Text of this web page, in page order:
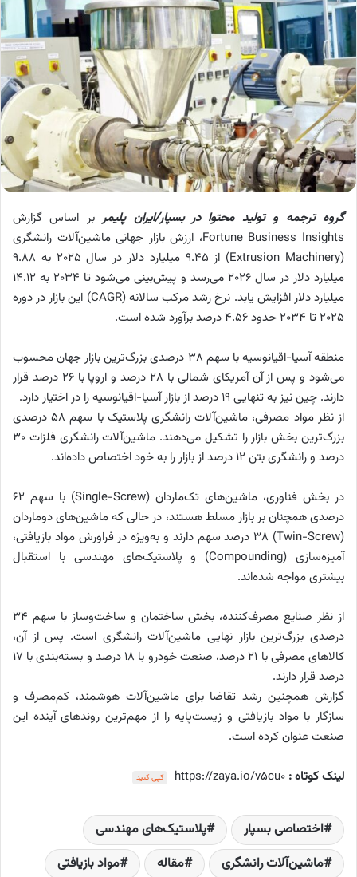
گروه ترجمه و تولید محتوا در بسپار/ایران پلیمربر اساس گزارش
Fortune Business Insights، ارزش بازار جهانی ماشین‌آلات رانشگری
(Extrusion Machinery) از ۹.۴۵ میلیارد دلار در سال ۲۰۲۵ به ۹.۸۸
میلیارد دلار در سال ۲۰۲۶ می‌رسد و پیش‌بینی می‌شود تا ۲۰۳۴ به ۱۴.۱۲
میلیارد دلار افزایش یابد. نرخ رشد مرکب سالانه (CAGR) این بازار در دوره
۲۰۲۵ تا ۲۰۳۴ حدود ۴.۵۶ درصد برآورد شده است.
منطقه آسیا-اقیانوسیه با سهم ۳۸ درصدی بزرگ‌ترین بازار جهان محسوب
می‌شود و پس از آن آمریکای شمالی با ۲۸ درصد و اروپا با ۲۶ درصد قرار
دارند. چین نیز به تنهایی ۱۹ درصد از بازار آسیا-اقیانوسیه را در اختیار دارد.
از نظر مواد مصرفی، ماشین‌آلات رانشگری پلاستیک با سهم ۵۸ درصدی
بزرگ‌ترین بخش بازار را تشکیل می‌دهند. ماشین‌آلات رانشگری فلزات ۳۰
درصد و رانشگری بتن ۱۲ درصد از بازار را به خود اختصاص داده‌اند.
در بخش فناوری، ماشین‌های تک‌ماردان (Single-Screw) با سهم ۶۲
درصدی همچنان بر بازار مسلط هستند، در حالی که ماشین‌های دوماردان
(Twin-Screw) ۳۸ درصد سهم دارند و به‌ویژه در فراورش مواد بازیافتی،
آمیزه‌سازی (Compounding) و پلاستیک‌های مهندسی با استقبال
بیشتری مواجه شده‌اند.
از نظر صنایع مصرف‌کننده، بخش ساختمان و ساخت‌وساز با سهم ۳۴
درصدی بزرگ‌ترین بازار نهایی ماشین‌آلات رانشگری است. پس از آن،
کالاهای مصرفی با ۲۱ درصد، صنعت خودرو با ۱۸ درصد و بسته‌بندی با ۱۷
درصد قرار دارند.
گزارش همچنین رشد تقاضا برای ماشین‌آلات هوشمند، کم‌مصرف و
سازگار با مواد بازیافتی و زیست‌پایه را از مهم‌ترین روندهای آینده این
صنعت عنوان کرده است.
لینک کوتاه : https://zaya.io/v5cu0 کپی کنید
اختصاصی بسپار
پلاستیک‌های مهندسی
ماشین‌آلات رانشگری
مقاله مواد بازیافتی